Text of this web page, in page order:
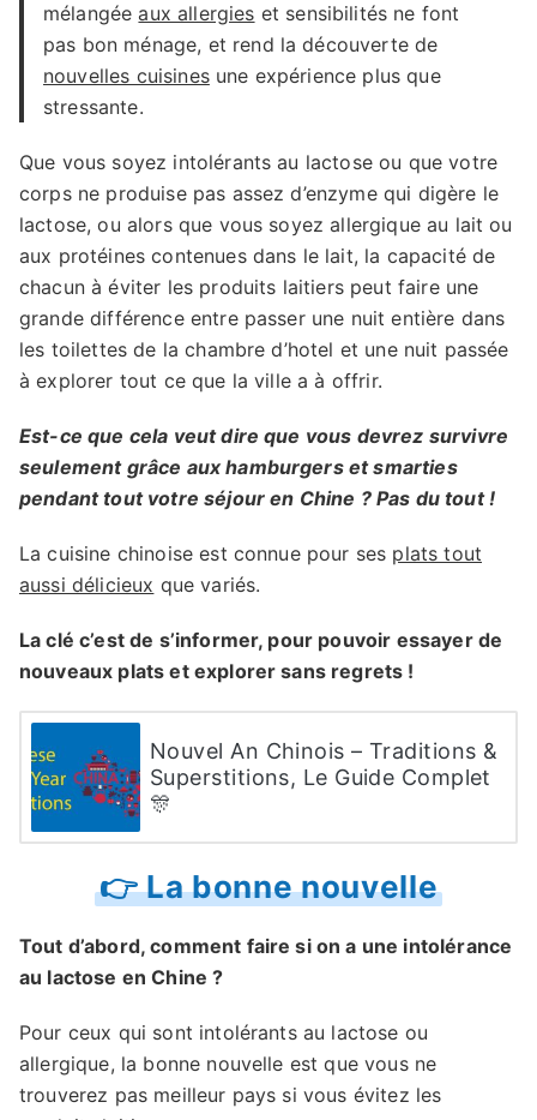
mélangéeaux allergies et sensibilités ne font
pas bon ménage, et rend la découverte de
nouvelles cuisinesune expérience plus que
stressante.
Que vous soyez intolérants au lactose ou que votre
corps ne produise pas assez d’enzyme qui digère le
lactose, ou alors que vous soyez allergique au lait ou
aux protéines contenues dans le lait, la capacité de
chacun à éviter les produits laitiers peut faire une
grande différence entre passer une nuit entière dans
les toilettes de la chambre d’hotel et une nuit passée
à explorer tout ce que la ville a à offrir.
Est-ce que cela veut dire que vous devrez survivre
seulement grâce aux hamburgers et smarties
pendant tout votre séjour en Chine ? Pas du tout !
La cuisine chinoise est connue pour ses plats tout
aussi délicieux que variés.
La clé c’est de s’informer, pour pouvoir essayer de
nouveaux plats et explorer sans regrets !
Nouvel An Chinois – Traditions &
Superstitions, Le Guide Complet
🎊
👉 La bonne nouvelle
Tout d’abord, comment faire si on a une intolérance
au lactose en Chine ?
Pour ceux qui sont intolérants au lactose ou
allergique, la bonne nouvelle est que vous ne
trouverez pas meilleur pays si vous évitez les